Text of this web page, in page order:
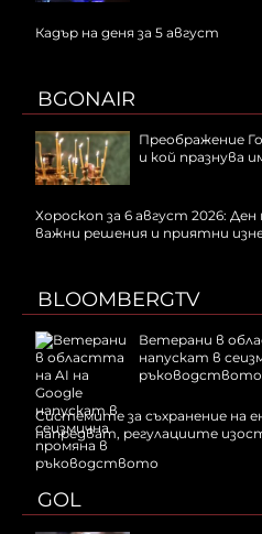
Кадър на деня за 5 август
BGONAIR
Преображение
и кой празнува
Хороскоп за 6 август 2026:
важни решения и приятни
BLOOMBERGTV
Ветерани в
напускат в
ръководството
Системите за съхранение на
напредват, регулациите
GOL